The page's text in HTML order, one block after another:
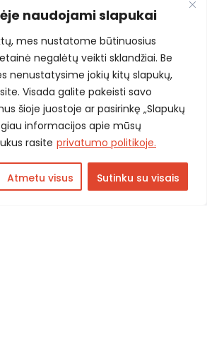
naudojami slapukai
mes nustatome būtinuosius
negalėtų veikti sklandžiai. Be
nenustatysime jokių kitų slapukų,
Visada galite pakeisti savo
šioje juostoje ar pasirinkę „Slapukų
informacijos apie mūsų
rasite privatumo politikoje.
Atmetu visus Sutinku su visais
naujienlaiškį ir išskirtinius pasiūlymus